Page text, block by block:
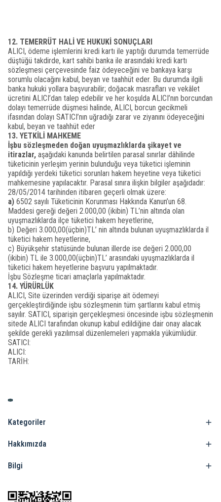
12. TEMERRÜT HALİ VE HUKUKİ SONUÇLARI
ALICI, ödeme işlemlerini kredi kartı ile yaptığı durumda temerrüde
düştüğü takdirde, kart sahibi banka ile arasındaki kredi kartı
sözleşmesi çerçevesinde faiz ödeyeceğini ve bankaya karşı
sorumlu olacağını kabul, beyan ve taahhüt eder. Bu durumda ilgili
banka hukuki yollara başvurabilir; doğacak masrafları ve vekâlet
ücretini ALICI’dan talep edebilir ve her koşulda ALICI’nın borcundan
dolayı temerrüde düşmesi halinde, ALICI, borcun gecikmeli
ifasından dolayı SATICI’nın uğradığı zarar ve ziyanını ödeyeceğini
kabul, beyan ve taahhüt eder
13. YETKİLİ MAHKEME
İşbu sözleşmeden doğan uyuşmazlıklarda şikayet ve
itirazlar, aşağıdaki kanunda belirtilen parasal sınırlar dâhilinde
tüketicinin yerleşim yerinin bulunduğu veya tüketici işleminin
yapıldığı yerdeki tüketici sorunları hakem heyetine veya tüketici
mahkemesine yapılacaktır. Parasal sınıra ilişkin bilgiler aşağıdadır:
28/05/2014 tarihinden itibaren geçerli olmak üzere:
a) 6502 sayılı Tüketicinin Korunması Hakkında Kanun’un 68.
Maddesi gereği değeri 2.000,00 (ikibin) TL’nin altında olan
uyuşmazlıklarda ilçe tüketici hakem heyetlerine,
b) Değeri 3.000,00(üçbin)TL’ nin altında bulunan uyuşmazlıklarda il
tüketici hakem heyetlerine,
c) Büyükşehir statüsünde bulunan illerde ise değeri 2.000,00
(ikibin) TL ile 3.000,00(üçbin)TL’ arasındaki uyuşmazlıklarda il
tüketici hakem heyetlerine başvuru yapılmaktadır.
İşbu Sözleşme ticari amaçlarla yapılmaktadır.
14. YÜRÜRLÜK
ALICI, Site üzerinden verdiği siparişe ait ödemeyi
gerçekleştirdiğinde işbu sözleşmenin tüm şartlarını kabul etmiş
sayılır. SATICI, siparişin gerçekleşmesi öncesinde işbu sözleşmenin
sitede ALICI tarafından okunup kabul edildiğine dair onay alacak
şekilde gerekli yazılımsal düzenlemeleri yapmakla yükümlüdür.
SATICI:
ALICI:
TARİH:
Kategoriler
Hakkımızda
Bilgi